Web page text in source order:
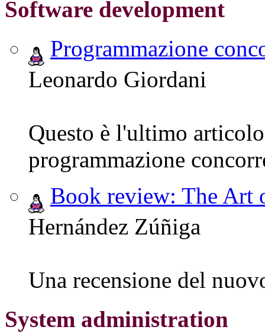
Software development
Programmazione
Leonardo Giordani
Questo è l'ultimo
programmazione
Book review: The
Hernández Zúñiga
Una recensione del
System administration